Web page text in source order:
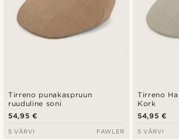
Tirreno punakaspruun
ruuduline soni
54,95 €
5 VÄRVI FAWLER
Tirreno
Kork
54,95 €
5 VÄRVI